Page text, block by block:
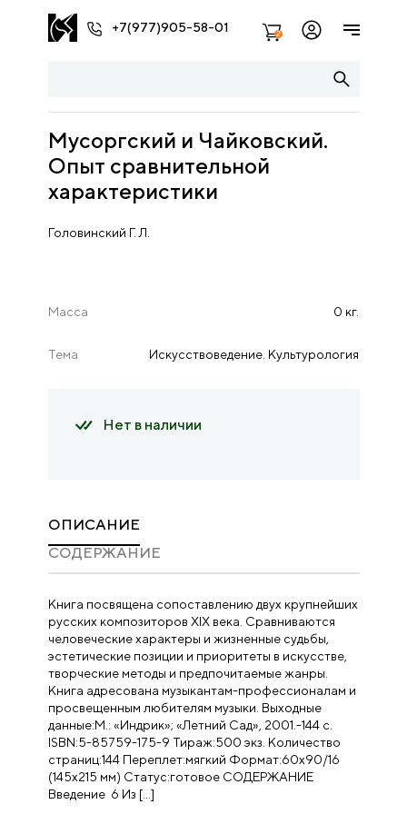
+7(977)905-58-01 2
Мусоргский и Чайковский.
Опыт сравнительной
характеристики
Головинский Г. Л.
Масса 0 кг.
Тема Искусствоведение. Культурология
Нет в наличии
ОПИСАНИЕ
CОДЕРЖАНИЕ
Книга посвящена сопоставлению двух крупнейших
русских композиторов XIX века. Сравниваются
человеческие характеры и жизненные судьбы,
эстетические позиции и приоритеты в ис­кусстве,
творческие методы и предпочитаемые жанры.
Книга адресована музыкантам-профессионалам и
просвещен­ным любителям музыки. Выходные
данные:М.: «Индрик»; «Летний Сад», 2001.-144 с.
ISBN:5-85759-175-9 Тираж:500 экз. Количество
страниц:144 Переплет:мягкий Формат:60х90/16
(145х215 мм) Статус:готовое СОДЕРЖАНИЕ
Введение 6 Из […]